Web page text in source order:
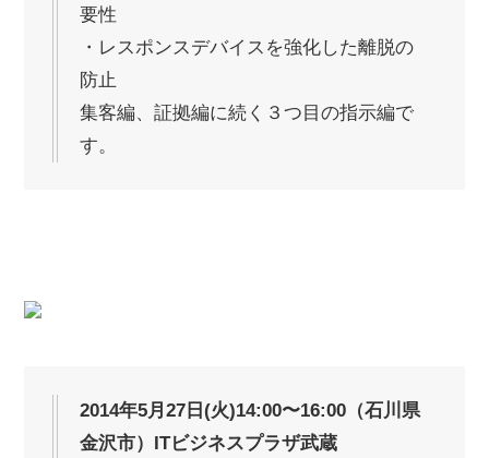
要性
・レスポンスデバイスを強化した離脱の
防止
集客編、証拠編に続く３つ目の指示編で
す。
2014年5月27日(火)14:00〜16:00（石川県
金沢市）ITビジネスプラザ武蔵